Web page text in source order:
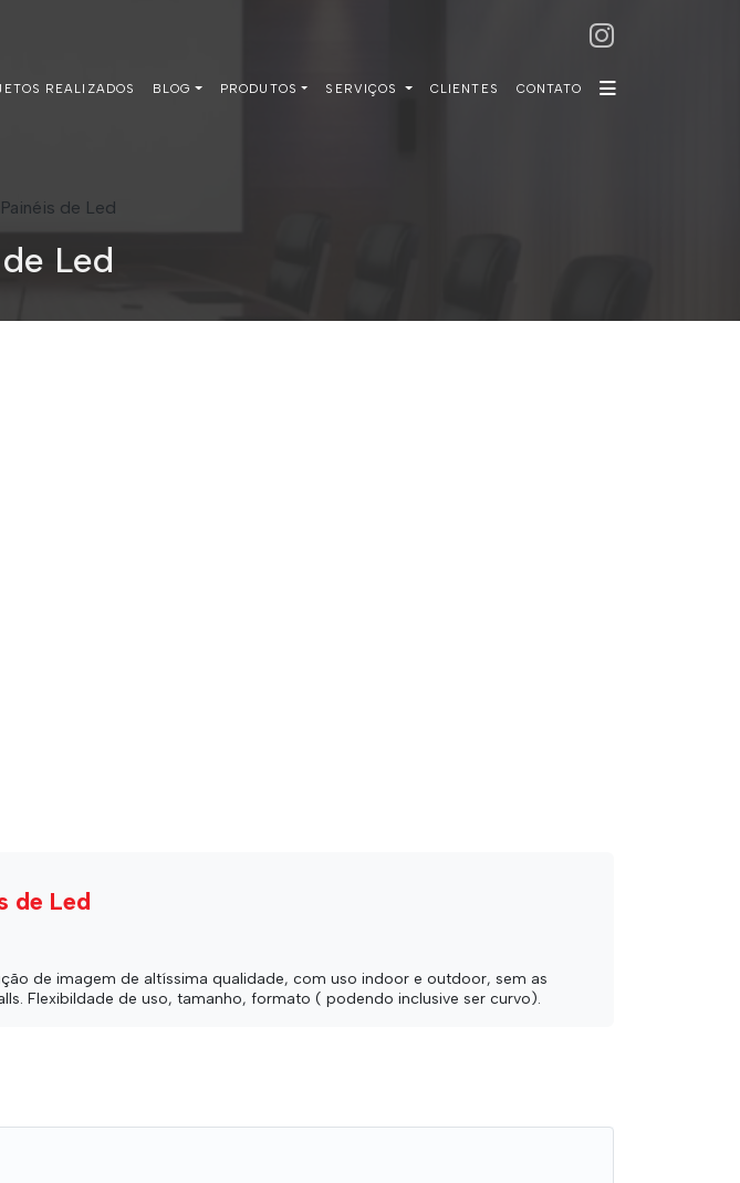
REALIZADOS BLOG PRODUTOS SERVIÇOS CLIENTES CONTATO
Painéis de Led
Led
de Led
de imagem de altíssima qualidade, com uso indoor e outdoor, sem as
Flexibildade de uso, tamanho, formato ( podendo inclusive ser curvo).